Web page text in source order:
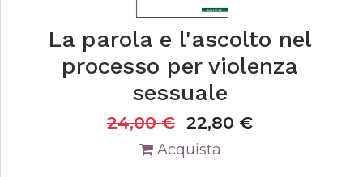
La parola e l'ascolto nel
processo per violenza
sessuale
24,00€ 22,80 €
Acquista